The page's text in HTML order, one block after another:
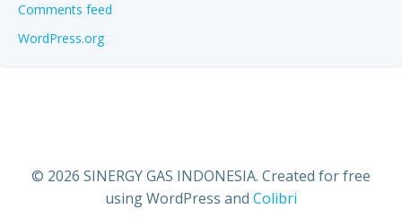
Comments feed
WordPress.org
© 2026 SINERGY GAS INDONESIA. Created for free
using WordPress and Colibri